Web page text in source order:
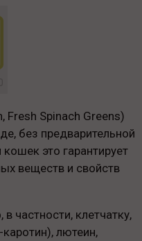
Fresh Spinach Greens)
без предварительной
это гарантирует
веществ и свойств
частности, клетчатку,
лютеин,